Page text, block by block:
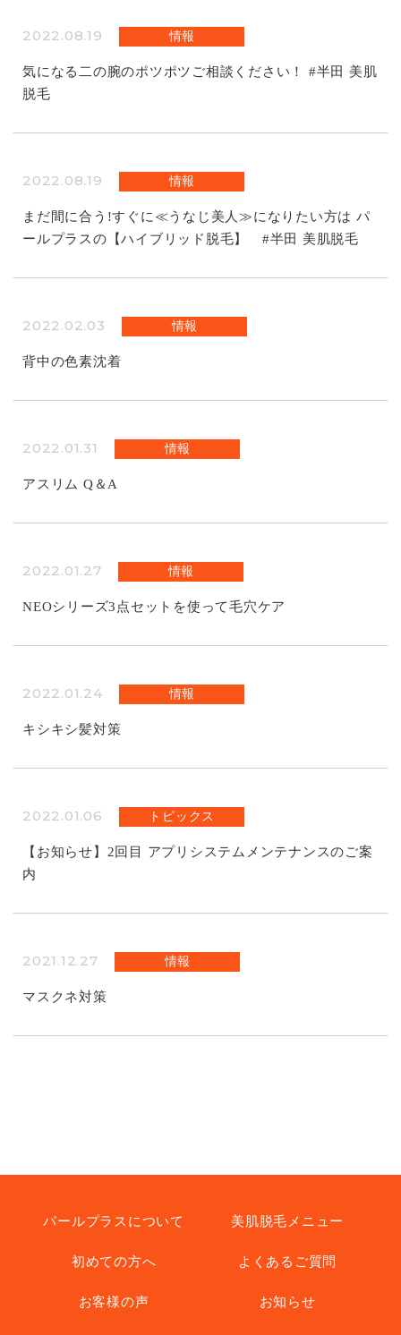
2022.08.19 情報
気になる二の腕のポツポツご相談ください！ #半田 美肌
脱毛
2022.08.19 情報
まだ間に合う!すぐに≪うなじ美人≫になりたい方は パ
ールプラスの【ハイブリッド脱毛】 #半田 美肌脱毛
2022.02.03 情報
背中の色素沈着
2022.01.31 情報
アスリム Q＆A
2022.01.27 情報
NEOシリーズ3点セットを使って毛穴ケア
2022.01.24 情報
キシキシ髪対策
2022.01.06 トピックス
【お知らせ】2回目 アプリシステムメンテナンスのご案
内
2021.12.27 情報
マスクネ対策
パールプラスについて 美肌脱毛メニュー
初めての方へ よくあるご質問
お客様の声 お知らせ